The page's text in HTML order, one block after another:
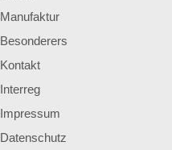
Manufaktur
Besonderers
Kontakt
Interreg
Impressum
Datenschutz